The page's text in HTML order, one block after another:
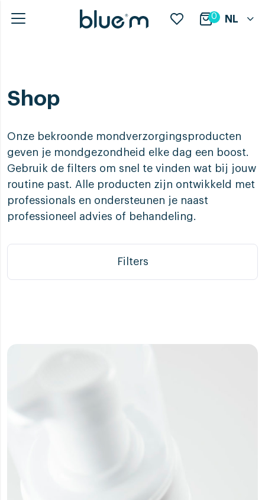
0 NL
Shop
Onze bekroonde mondverzorgingsproducten
geven je mondgezondheid elke dag een boost.
Gebruik de filters om snel te vinden wat bij jouw
routine past. Alle producten zijn ontwikkeld met
professionals en ondersteunen je naast
professioneel advies of behandeling.
Filters